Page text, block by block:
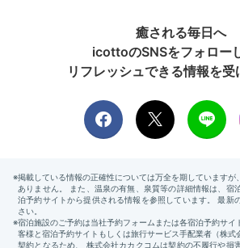
癒される毎日へ
icottoのSNSをフォロー
リフレッシュできる情報を